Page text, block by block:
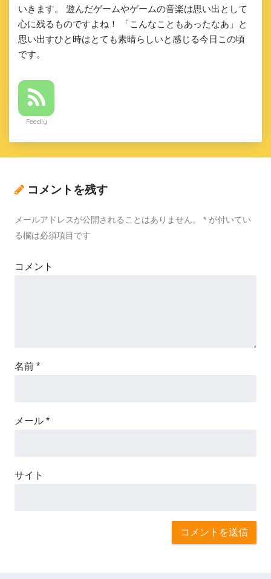
いきます。 遊んだゲームやゲームの音楽は思い出として
心に残るものですよね！ 「こんなこともあったなあ」と
思い出すひと時はとても素晴らしいと感じる今日この頃
です。
Feedly
コメントを残す
メールアドレスが公開されることはありません。 * が付いてい
る欄は必須項目です
コメント
名前 *
メール *
サイト